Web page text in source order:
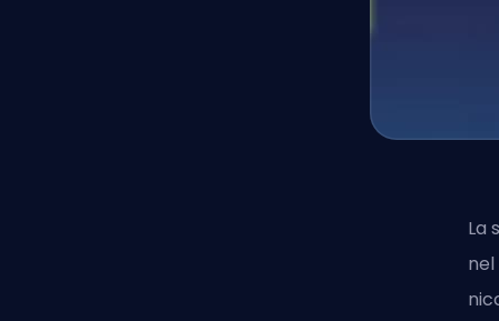
La